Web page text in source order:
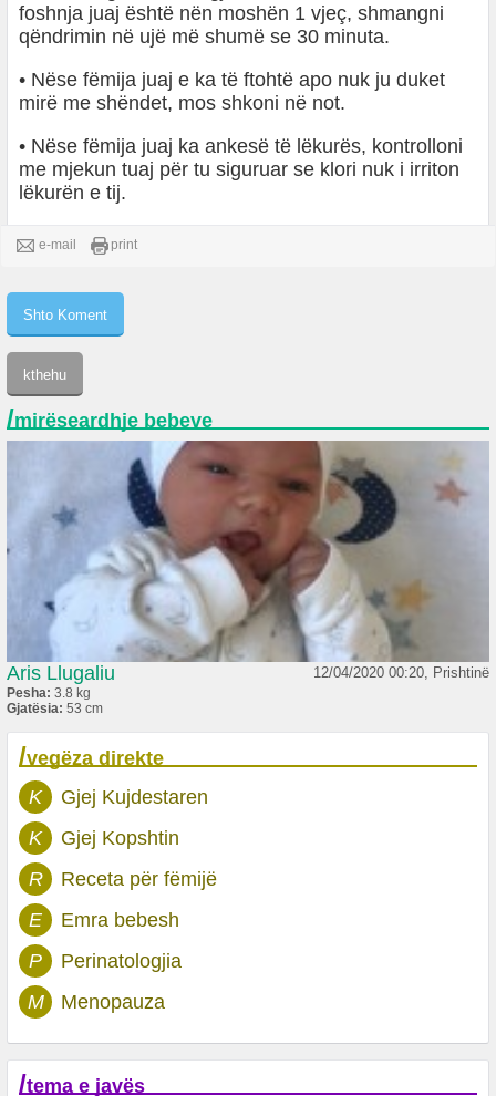
foshnja juaj është nën moshën 1 vjeç, shmangni
qëndrimin në ujë më shumë se 30 minuta.
• Nëse fëmija juaj e ka të ftohtë apo nuk ju duket
mirë me shëndet, mos shkoni në not.
• Nëse fëmija juaj ka ankesë të lëkurës, kontrolloni
me mjekun tuaj për tu siguruar se klori nuk i irriton
lëkurën e tij.
e-mail print
/mirëseardhje bebeve
Aris Llugaliu 12/04/2020 00:20, Prishtinë
Pesha: 3.8 kg
Gjatësia: 53 cm
/vegëza direkte
K
Gjej Kujdestaren
K
Gjej Kopshtin
R
Receta për fëmijë
E
Emra bebesh
P
Perinatologjia
M
Menopauza
/tema e javës